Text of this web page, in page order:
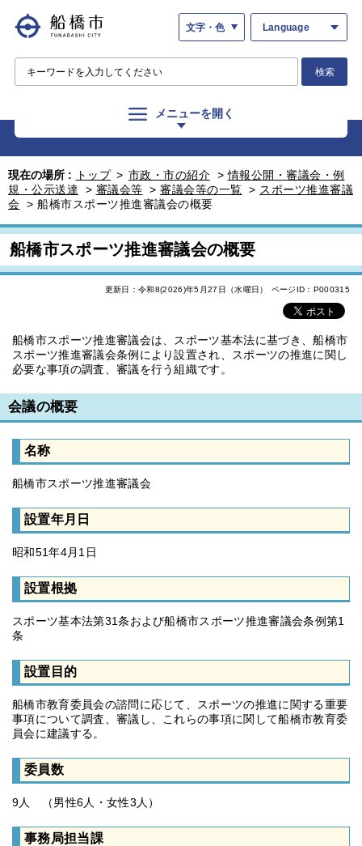
文字・色 Language
検索
メニューを開く
現在の場所 : トップ > 市政・市の紹介 >情報公開・審議会・例
規・公示送達
> 審議会等 > 審議会等の一覧 > スポーツ推進審議
会 > 船橋市スポーツ推進審議会の概要
船橋市スポーツ推進審議会の概要
更新日：令和8(2026)年5月27日（水曜日） ページID：P000315
船橋市スポーツ推進審議会は、スポーツ基本法に基づき、船橋市
スポーツ推進審議会条例により設置され、スポーツの推進に関し
必要な事項の調査、審議を行う組織です。
会議の概要
名称
船橋市スポーツ推進審議会
設置年月日
昭和51年4月1日
設置根拠
スポーツ基本法第31条および船橋市スポーツ推進審議会条例第1
条
設置目的
船橋市教育委員会の諮問に応じて、スポーツの推進に関する重要
事項について調査、審議し、これらの事項に関して船橋市教育委
員会に建議する。
委員数
9人 （男性6人・女性3人）
事務局担当課